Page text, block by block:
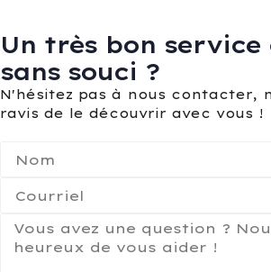
Un très bon service
sans souci ?
N'hésitez pas à nous contacter,
ravis de le découvrir avec vous !